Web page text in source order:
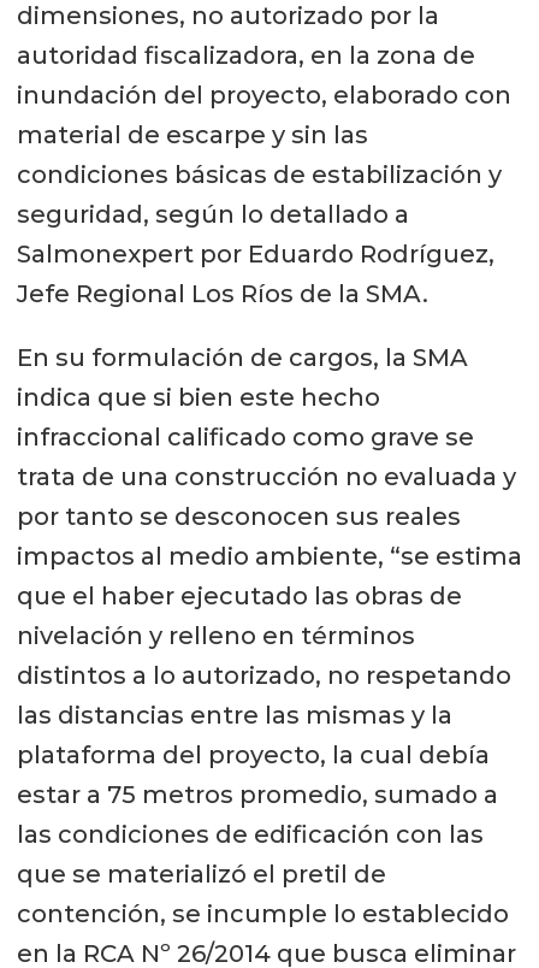
dimensiones, no autorizado por la
autoridad fiscalizadora, en la zona de
inundación del proyecto, elaborado con
material de escarpe y sin las
condiciones básicas de estabilización y
seguridad, según lo detallado a
Salmonexpert por Eduardo Rodríguez,
Jefe Regional Los Ríos de la SMA.
En su formulación de cargos, la SMA
indica que si bien este hecho
infraccional calificado como grave se
trata de una construcción no evaluada y
por tanto se desconocen sus reales
impactos al medio ambiente, “se estima
que el haber ejecutado las obras de
nivelación y relleno en términos
distintos a lo autorizado, no respetando
las distancias entre las mismas y la
plataforma del proyecto, la cual debía
estar a 75 metros promedio, sumado a
las condiciones de edificación con las
que se materializó el pretil de
contención, se incumple lo establecido
en la RCA Nº 26/2014 que busca eliminar